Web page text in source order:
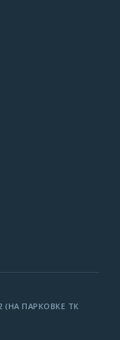
(НА ПАРКОВКЕ ТК